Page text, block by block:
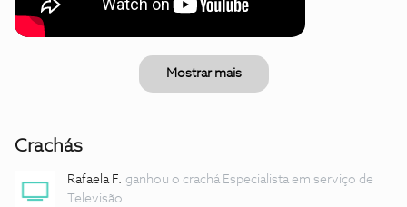
Mostrar mais
Crachás
Rafaela F. ganhou o crachá Especialista em serviço de
Televisão